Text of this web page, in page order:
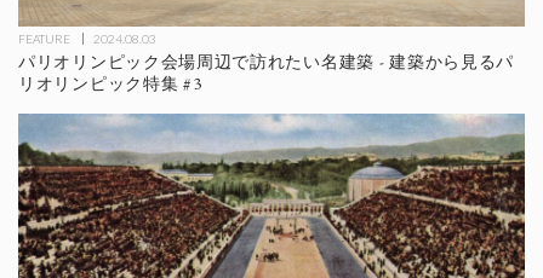
FEATURE 2024.08.03
パリオリンピック会場周辺で訪れたい名建築 - 建築から見るパ
リオリンピック特集 #3